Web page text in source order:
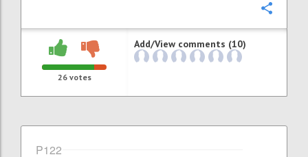
26votes
Add/View comments (10)
P122